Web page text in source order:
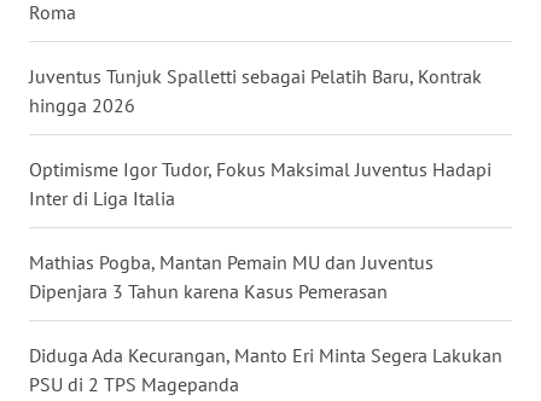
Roma
Juventus Tunjuk Spalletti sebagai Pelatih Baru, Kontrak
hingga 2026
Optimisme Igor Tudor, Fokus Maksimal Juventus Hadapi
Inter di Liga Italia
Mathias Pogba, Mantan Pemain MU dan Juventus
Dipenjara 3 Tahun karena Kasus Pemerasan
Diduga Ada Kecurangan, Manto Eri Minta Segera Lakukan
PSU di 2 TPS Magepanda
KALTENG
KALTARA
KALSEL
KALTIM